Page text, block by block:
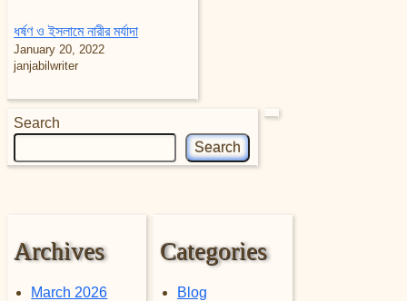
ধর্ষণ ও ইসলামে নারীর মর্যাদা
January 20, 2022
janjabilwriter
Search
Search
Archives
March 2026
Categories
Blog